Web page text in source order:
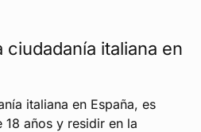
ciudadanía italiana en
italiana en España, es
años y residir en la